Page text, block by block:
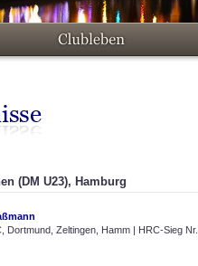
(DM U23), Hamburg
Dortmund, Zeltingen, Hamm | HRC-Sieg